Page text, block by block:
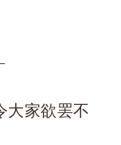
大家欲罢不